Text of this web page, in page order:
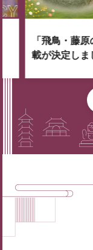
「飛鳥・藤
載が決定しま